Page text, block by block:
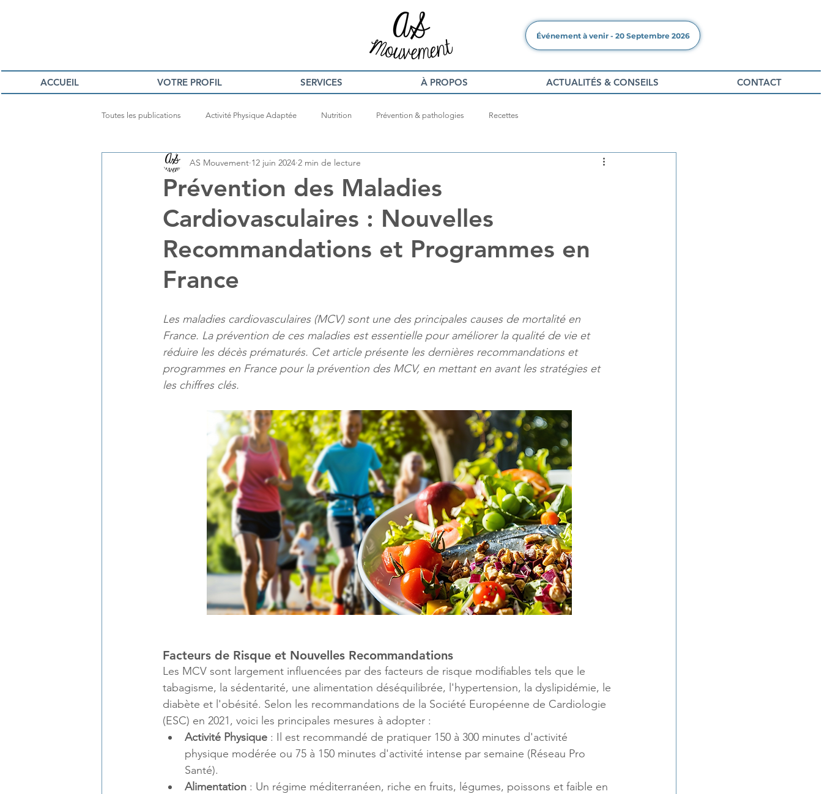
Événement à venir - 20 Septembre 2026
ACCUEIL VOTRE PROFIL SERVICES À PROPOS ACTUALITÉS & CONSEILS CONTACT
Toutes les publications Activité Physique Adaptée Nutrition Prévention & pathologies Recettes
Prévention des Maladies
Cardiovasculaires : Nouvelles
Recommandations et Programmes en
France
AS Mouvement 12 juin 2024 2 min de lecture
Les maladies cardiovasculaires (MCV) sont une des principales causes de mortalité en
France. La prévention de ces maladies est essentielle pour améliorer la qualité de vie et
réduire les décès prématurés. Cet article présente les dernières recommandations et
programmes en France pour la prévention des MCV, en mettant en avant les stratégies et
les chiffres clés.
Facteurs de Risque et Nouvelles Recommandations
Les MCV sont largement influencées par des facteurs de risque modifiables tels que le
tabagisme, la sédentarité, une alimentation déséquilibrée, l'hypertension, la dyslipidémie, le
diabète et l'obésité. Selon les recommandations de la Société Européenne de Cardiologie
(ESC) en 2021, voici les principales mesures à adopter :
Activité Physique : Il est recommandé de pratiquer 150 à 300 minutes d'activité
physique modérée ou 75 à 150 minutes d'activité intense par semaine​ (Réseau Pro
Santé)​.
Alimentation : Un régime méditerranéen, riche en fruits, légumes, poissons et faible en